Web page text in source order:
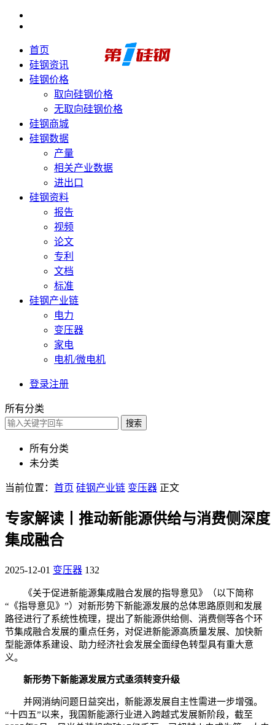
首页
硅钢资讯
硅钢价格
取向硅钢价格
无取向硅钢价格
硅钢商城
硅钢数据
产量
相关产业数据
进出口
硅钢资料
报告
视频
论文
专利
文档
标准
硅钢产业链
电力
变压器
家电
电机/微电机
登录注册
所有分类
搜索
所有分类
未分类
当前位置： 首页 硅钢产业链 变压器 正文
专家解读丨推动新能源供给与消费侧深度
集成融合
2025-12-01 变压器 132
《关于促进新能源集成融合发展的指导意见》（以下简称
“《指导意见》”）对新形势下新能源发展的总体思路原则和发展
路径进行了系统性梳理，提出了新能源供给侧、消费侧等各个环
节集成融合发展的重点任务，对促进新能源高质量发展、加快新
型能源体系建设、助力经济社会发展全面绿色转型具有重大意
义。
新形势下新能源发展方式亟须转变升级
并网消纳问题日益突出，新能源发展自主性需进一步增强。
“十四五”以来，我国新能源行业进入跨越式发展新阶段，截至